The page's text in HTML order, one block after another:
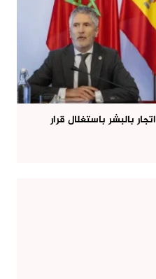
بالبشر باستغلال قرار